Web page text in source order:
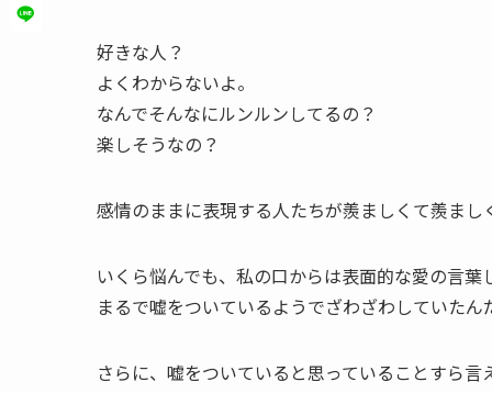
好きな人？
よくわからないよ。
なんでそんなにルンルンしてるの？
楽しそうなの？
感情のままに表現する人たちが羨ましくて羨まし
いくら悩んでも、私の口からは表面的な愛の言葉
まるで嘘をついているようでざわざわしていたん
さらに、嘘をついていると思っていることすら言